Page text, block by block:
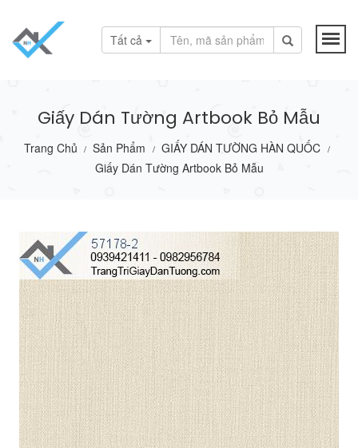
Tất cả
Giấy Dán Tường Artbook Bỏ Mẫu
Trang Chủ / Sản Phẩm / GIẤY DÁN TƯỜNG HÀN QUỐC /
Giấy Dán Tường Artbook Bỏ Mẫu